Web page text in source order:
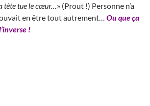
tête tue le cœur… » (Prout !) Personne n’a
en être tout autrement… Ou que ça
!